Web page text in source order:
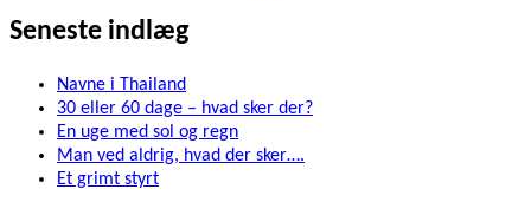
Seneste indlæg
Navne i Thailand
30 eller 60 dage – hvad sker der?
En uge med sol og regn
Man ved aldrig, hvad der sker….
Et grimt styrt